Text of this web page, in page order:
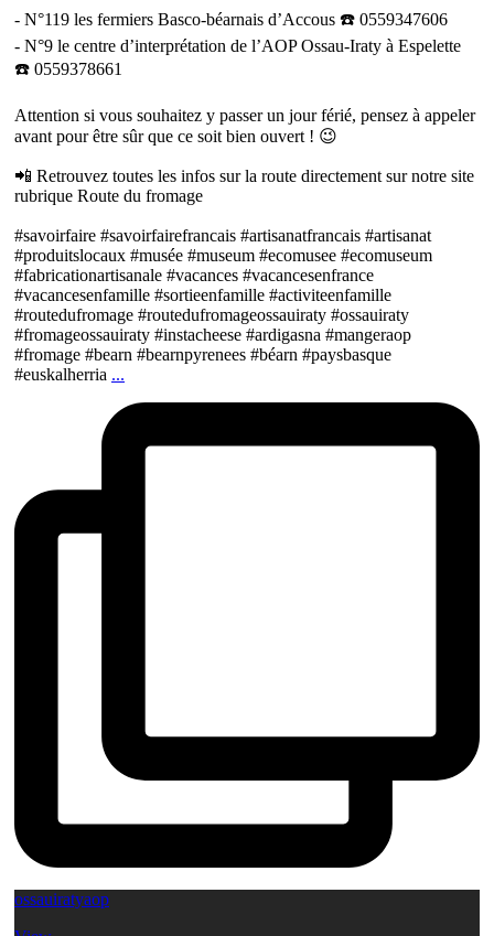
- N°119 les fermiers Basco-béarnais d’Accous ☎️ 0559347606
- N°9 le centre d’interprétation de l’AOP Ossau-Iraty à Espelette
☎️ 0559378661
Attention si vous souhaitez y passer un jour férié, pensez à appeler
avant pour être sûr que ce soit bien ouvert ! 😉
📲 Retrouvez toutes les infos sur la route directement sur notre site
rubrique Route du fromage
#savoirfaire #savoirfairefrancais #artisanatfrancais #artisanat
#produitslocaux #musée #museum #ecomusee #ecomuseum
#fabricationartisanale #vacances #vacancesenfrance
#vacancesenfamille #sortieenfamille #activiteenfamille
#routedufromage #routedufromageossauiraty #ossauiraty
#fromageossauiraty #instacheese #ardigasna #mangeraop
#fromage #bearn #bearnpyrenees #béarn #paysbasque
#euskalherria ...
ossauiratyaop